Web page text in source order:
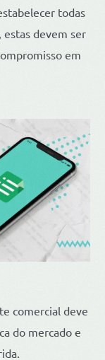
todas
devem ser
em
comercial deve
do mercado e